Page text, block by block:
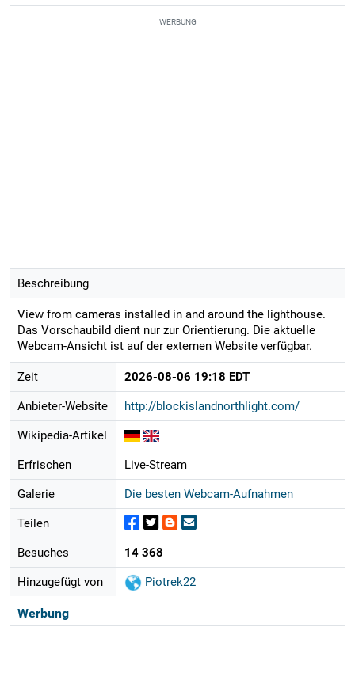
WERBUNG
Beschreibung
View from cameras installed in and around the lighthouse.
Das Vorschaubild dient nur zur Orientierung. Die aktuelle
Webcam-Ansicht ist auf der externen Website verfügbar.
Zeit 2026-08-06 19:18 EDT
Anbieter-Website http://blockislandnorthlight.com/
Wikipedia-Artikel
Erfrischen Live-Stream
Galerie Die besten Webcam-Aufnahmen
Teilen
Besuches 14 368
Hinzugefügt von Piotrek22
Werbung